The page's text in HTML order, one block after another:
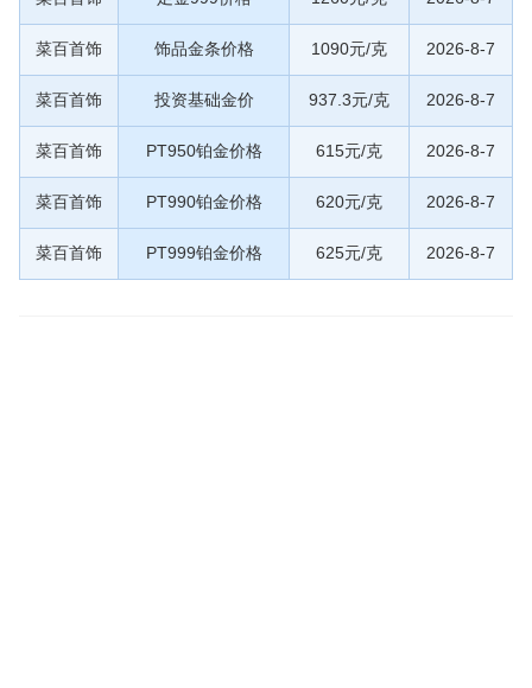
菜百首饰 饰品金条价格 1090元/克 2026-8-7
菜百首饰 投资基础金价 937.3元/克 2026-8-7
菜百首饰 PT950铂金价格 615元/克 2026-8-7
菜百首饰 PT990铂金价格 620元/克 2026-8-7
菜百首饰 PT999铂金价格 625元/克 2026-8-7